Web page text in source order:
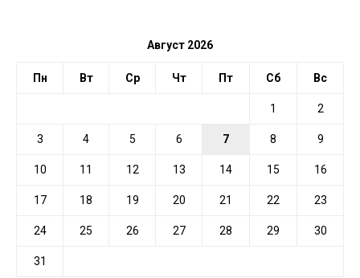
Август 2026
Пн Вт Ср Чт Пт Сб Вс
1 2
3 4 5 6 7 8 9
10 11 12 13 14 15 16
17 18 19 20 21 22 23
24 25 26 27 28 29 30
31